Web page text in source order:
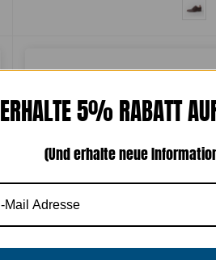
ERHALTE 5% RABATT
(Und erhalte neue